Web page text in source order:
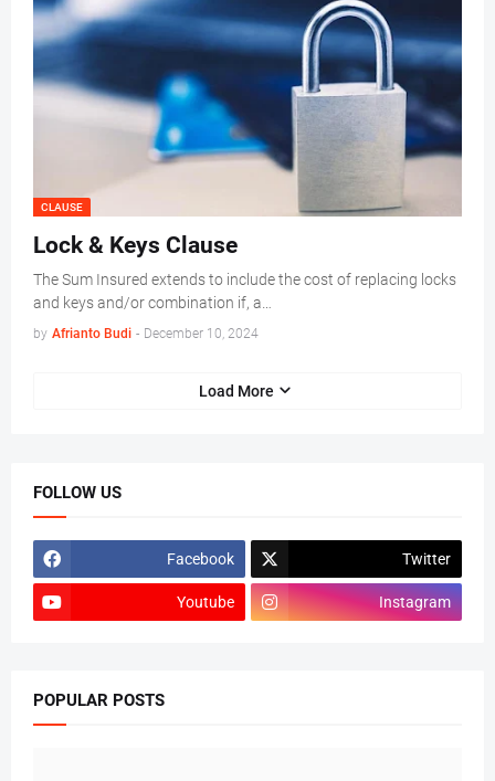
CLAUSE
Lock & Keys Clause
The Sum Insured extends to include the cost of replacing locks
and keys and/or combination if, a…
by Afrianto Budi - December 10, 2024
Load More
FOLLOW US
Facebook Twitter
Youtube Instagram
POPULAR POSTS